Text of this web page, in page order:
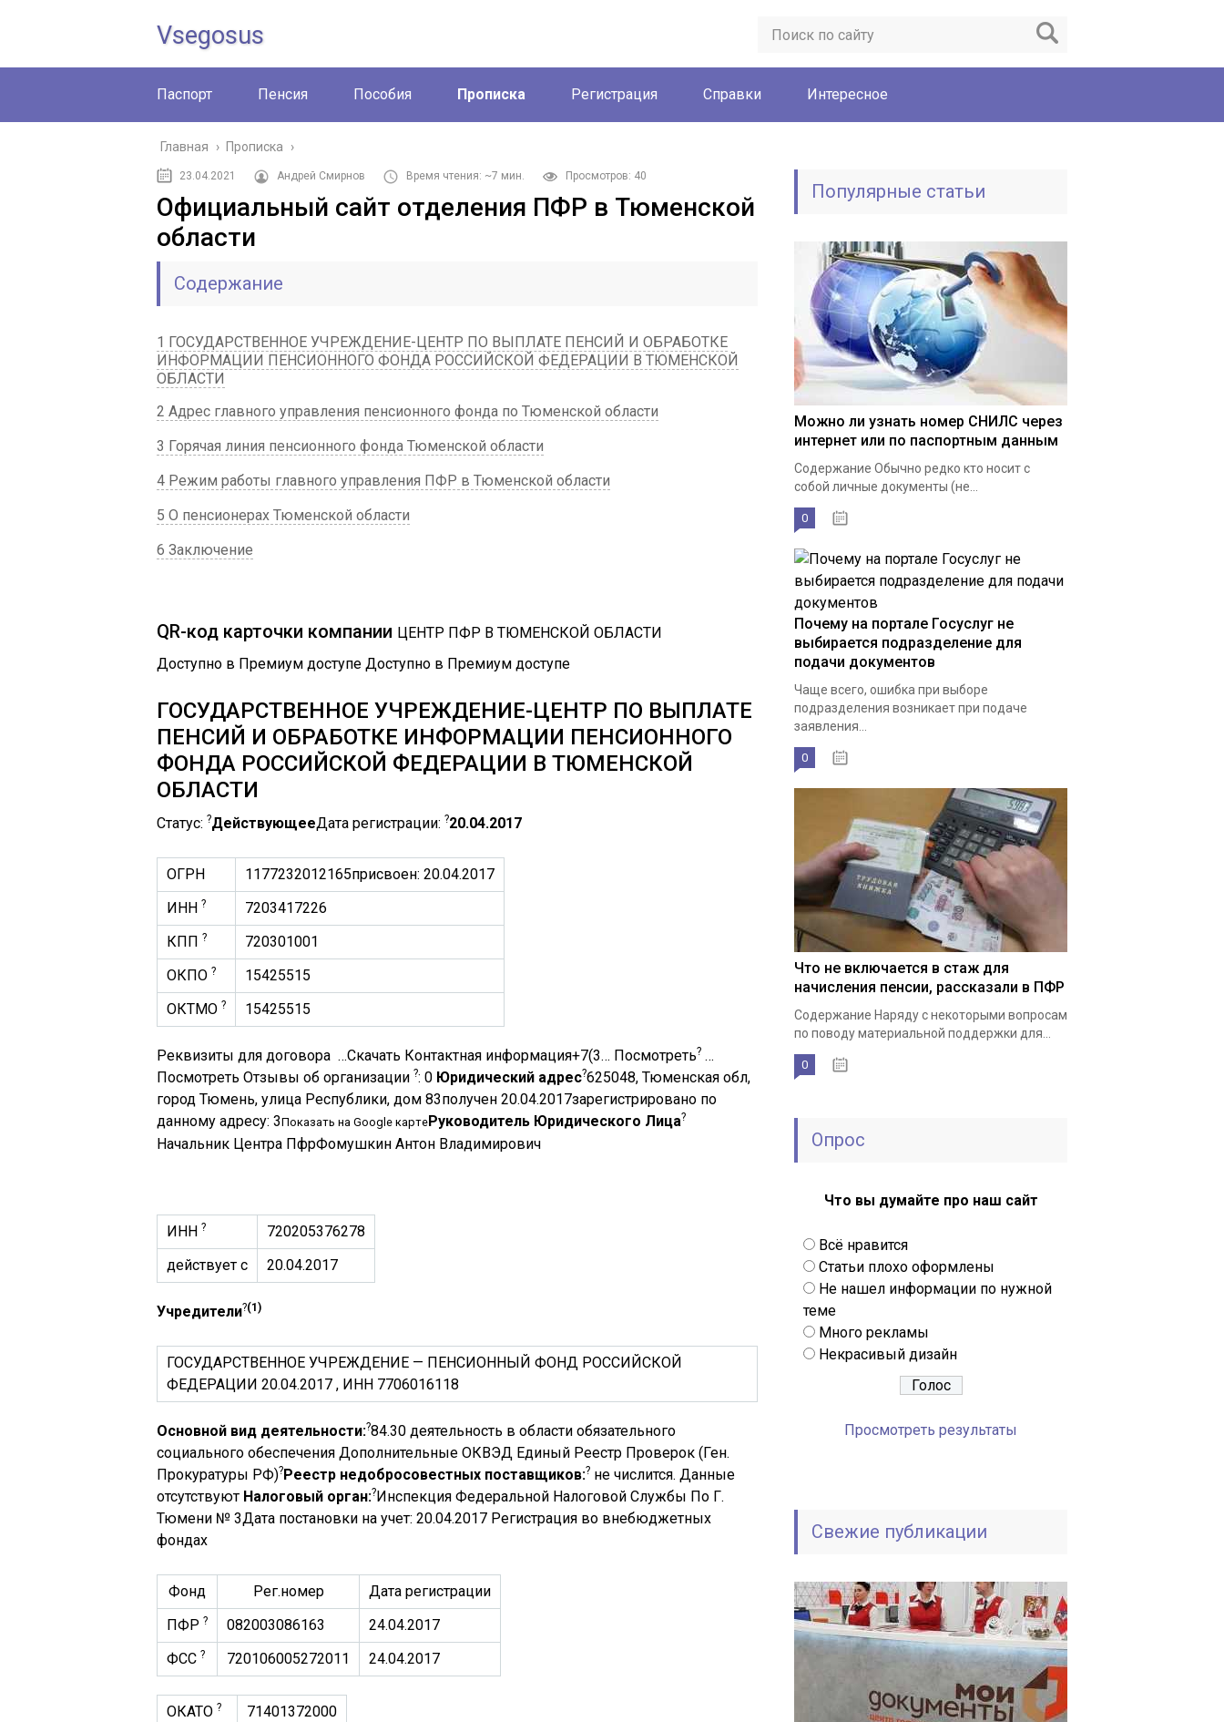
Vsegosus
Паспорт Пенсия Пособия Прописка Регистрация Справки Интересное
Главная › Прописка ›
23.04.2021 Андрей Смирнов Время чтения: ~7 мин. Просмотров: 40
Официальный сайт отделения ПФР в Тюменской
области
Содержание
1 ГОСУДАРСТВЕННОЕ УЧРЕЖДЕНИЕ-ЦЕНТР ПО ВЫПЛАТЕ ПЕНСИЙ И ОБРАБОТКЕ
ИНФОРМАЦИИ ПЕНСИОННОГО ФОНДА РОССИЙСКОЙ ФЕДЕРАЦИИ В ТЮМЕНСКОЙ
ОБЛАСТИ
2 Адрес главного управления пенсионного фонда по Тюменской области
3 Горячая линия пенсионного фонда Тюменской области
4 Режим работы главного управления ПФР в Тюменской области
5 О пенсионерах Тюменской области
6 Заключение
QR-код карточки компании ЦЕНТР ПФР В ТЮМЕНСКОЙ ОБЛАСТИ
Доступно в Премиум доступе Доступно в Премиум доступе
ГОСУДАРСТВЕННОЕ УЧРЕЖДЕНИЕ-ЦЕНТР ПО ВЫПЛАТЕ
ПЕНСИЙ И ОБРАБОТКЕ ИНФОРМАЦИИ ПЕНСИОННОГО
ФОНДА РОССИЙСКОЙ ФЕДЕРАЦИИ В ТЮМЕНСКОЙ
ОБЛАСТИ
Статус: ?ДействующееДата регистрации: ?20.04.2017
ОГРН 1177232012165присвоен: 20.04.2017
ИНН ?
7203417226
КПП ?
720301001
ОКПО ?
15425515
ОКТМО ? 15425515
Реквизиты для договора …Скачать Контактная информация+7(3… Посмотреть? …
Посмотреть Отзывы об организации ?: 0 Юридический адрес?625048, Тюменская обл,
город Тюмень, улица Республики, дом 83получен 20.04.2017зарегистрировано по
данному адресу: 3Показать на Google картеРуководитель Юридического Лица?
Начальник Центра ПфрФомушкин Антон Владимирович
ИНН ?
720205376278
действует с
20.04.2017
Учредители?(1)
ГОСУДАРСТВЕННОЕ УЧРЕЖДЕНИЕ — ПЕНСИОННЫЙ ФОНД РОССИЙСКОЙ
ФЕДЕРАЦИИ 20.04.2017 , ИНН 7706016118
Основной вид деятельности:?84.30 деятельность в области обязательного
социального обеспечения Дополнительные ОКВЭД Единый Реестр Проверок (Ген.
Прокуратуры РФ)?Реестр недобросовестных поставщиков:? не числится. Данные
отсутствуют Налоговый орган:?Инспекция Федеральной Налоговой Службы По Г.
Тюмени № 3Дата постановки на учет: 20.04.2017 Регистрация во внебюджетных
фондах
Фонд Рег.номер
Дата регистрации
ПФР ? 082003086163
24.04.2017
ФСС ? 720106005272011 24.04.2017
ОКАТО ?
71401372000
Популярные статьи
Можно ли узнать номер СНИЛС через
интернет или по паспортным данным
Содержание Обычно редко кто носит с
собой личные документы (не...
0
Почему на портале Госуслуг не
выбирается подразделение для
подачи документов
Чаще всего, ошибка при выборе
подразделения возникает при подаче
заявления...
0
Что не включается в стаж для
начисления пенсии, рассказали в ПФР
Содержание Наряду с некоторыми вопросам
по поводу материальной поддержки для...
0
Опрос
Что вы думайте про наш сайт
Всё нравится
Статьи плохо оформлены
Не нашел информации по нужной
теме
Много рекламы
Некрасивый дизайн
Просмотреть результаты
Свежие публикации